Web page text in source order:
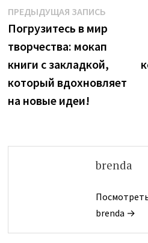
Навигация
по
записям
ПРЕДЫДУЩАЯ ЗАПИСЬ
запись:
Погрузитесь в мир
творчества: мокап
книги с закладкой,
который вдохновляет
на новые идеи!
brenda
brenda →